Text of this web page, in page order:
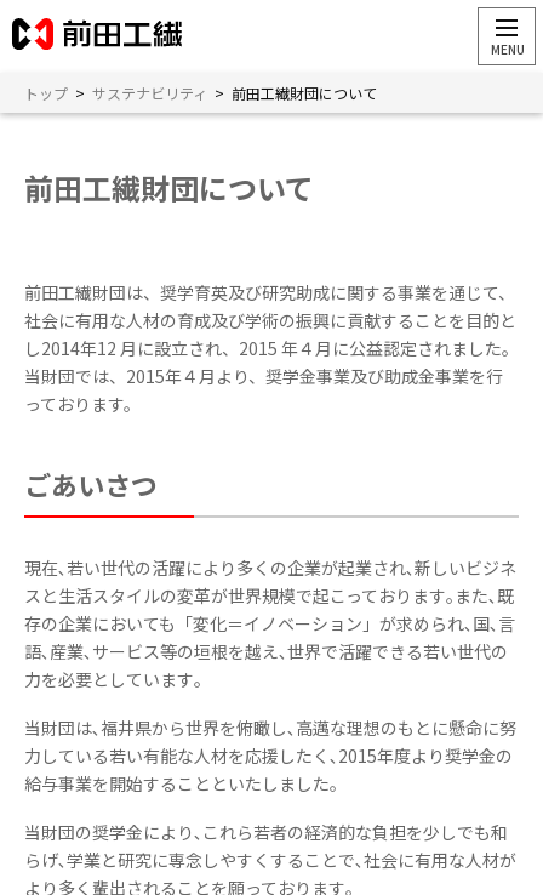
トップ > サステナビリティ > 前田工繊財団について
前田工繊財団について
前田工繊財団は、奨学育英及び研究助成に関する事業を通じて、
社会に有用な人材の育成及び学術の振興に貢献することを目的と
し2014年12 月に設立され、2015 年４月に公益認定されました。
当財団では、2015年４月より、奨学金事業及び助成金事業を行
っております。
ごあいさつ
現在､若い世代の活躍により多くの企業が起業され､新しいビジネ
スと生活スタイルの変革が世界規模で起こっております｡また､既
存の企業においても「変化＝イノベーション」が求められ､国､言
語､産業､サービス等の垣根を越え､世界で活躍できる若い世代の
力を必要としています｡
当財団は､福井県から世界を俯瞰し､高邁な理想のもとに懸命に努
力している若い有能な人材を応援したく､2015年度より奨学金の
給与事業を開始することといたしました｡
当財団の奨学金により､これら若者の経済的な負担を少しでも和
らげ､学業と研究に専念しやすくすることで､社会に有用な人材が
より多く輩出されることを願っております｡